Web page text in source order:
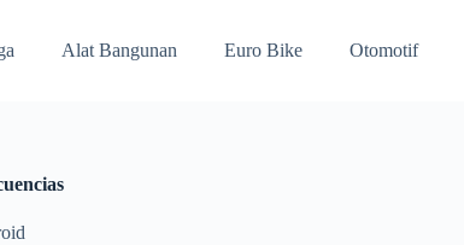
Alat Bangunan Euro Bike Otomotif